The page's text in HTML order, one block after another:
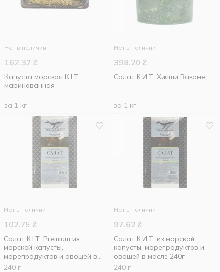
Нет в наличии
162.32 ₴
Капуста морская К.І.Т.
маринованная
за 1 кг
Нет в наличии
398.20 ₴
Салат К.И.Т. Хияши Вакаме
за 1 кг
Нет в наличии
102.75 ₴
Салат К.І.Т. Premium из
морской капусты,
морепродуктов и овощей в
масле 240г
240 г
Нет в наличии
97.62 ₴
Салат К.И.Т. из морской
капусты, морепродуктов и
овощей в масле 240г
240 г